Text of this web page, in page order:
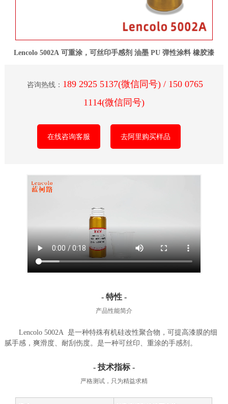
Lencolo 5002A 可重涂，可丝印手感剂 油墨 PU 弹性涂料 橡胶漆
咨询热线： 189 2925 5137(微信同号) / 150 0765
1114(微信同号)
在线咨询客服 去阿里购买样品
- 特性 -
产品性能简介
Lencolo 5002A 是一种特殊有机硅改性聚合物，可提高漆膜的细
腻手感，爽滑度、耐刮伤度。是一种可丝印、重涂的手感剂。
- 技术指标 -
严格测试，只为精益求精